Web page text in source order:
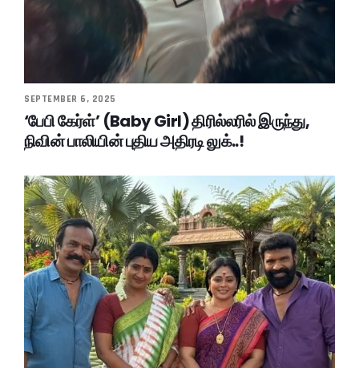
SEPTEMBER 6, 2025
‘பேபி கேர்ள்’ (Baby Girl) திரில்லரில் இருந்து,
நிவின் பாலியின் புதிய அதிரடி லுக்..!